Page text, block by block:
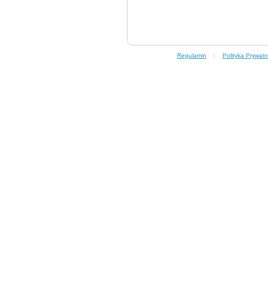
Regulamin | Polityka